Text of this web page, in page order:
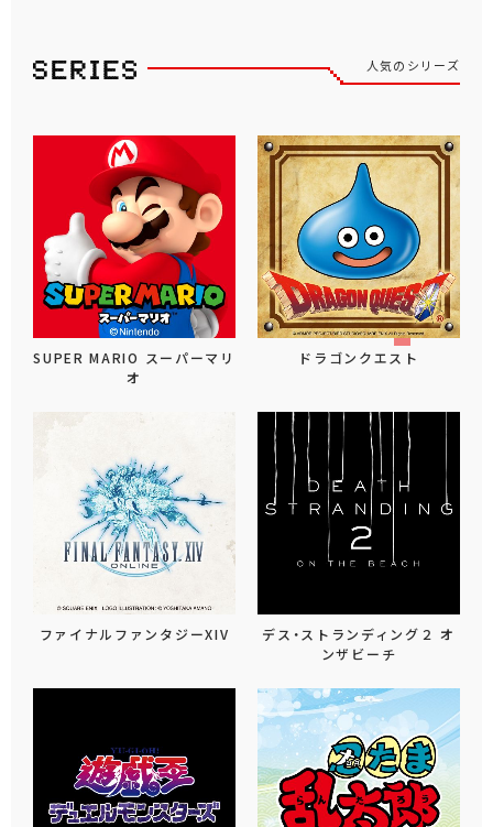
人気のシリーズ
SUPER MARIO スーパーマリ
オ
ドラゴンクエスト
ファイナルファンタジーXIV
デス・ストランディング２ オ
ンザビーチ